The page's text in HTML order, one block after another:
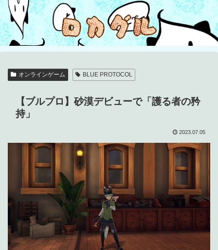
オンラインゲーム BLUE PROTOCOL
【ブルプロ】砂漠デビューで「護る者の矜
持」
2023.07.05